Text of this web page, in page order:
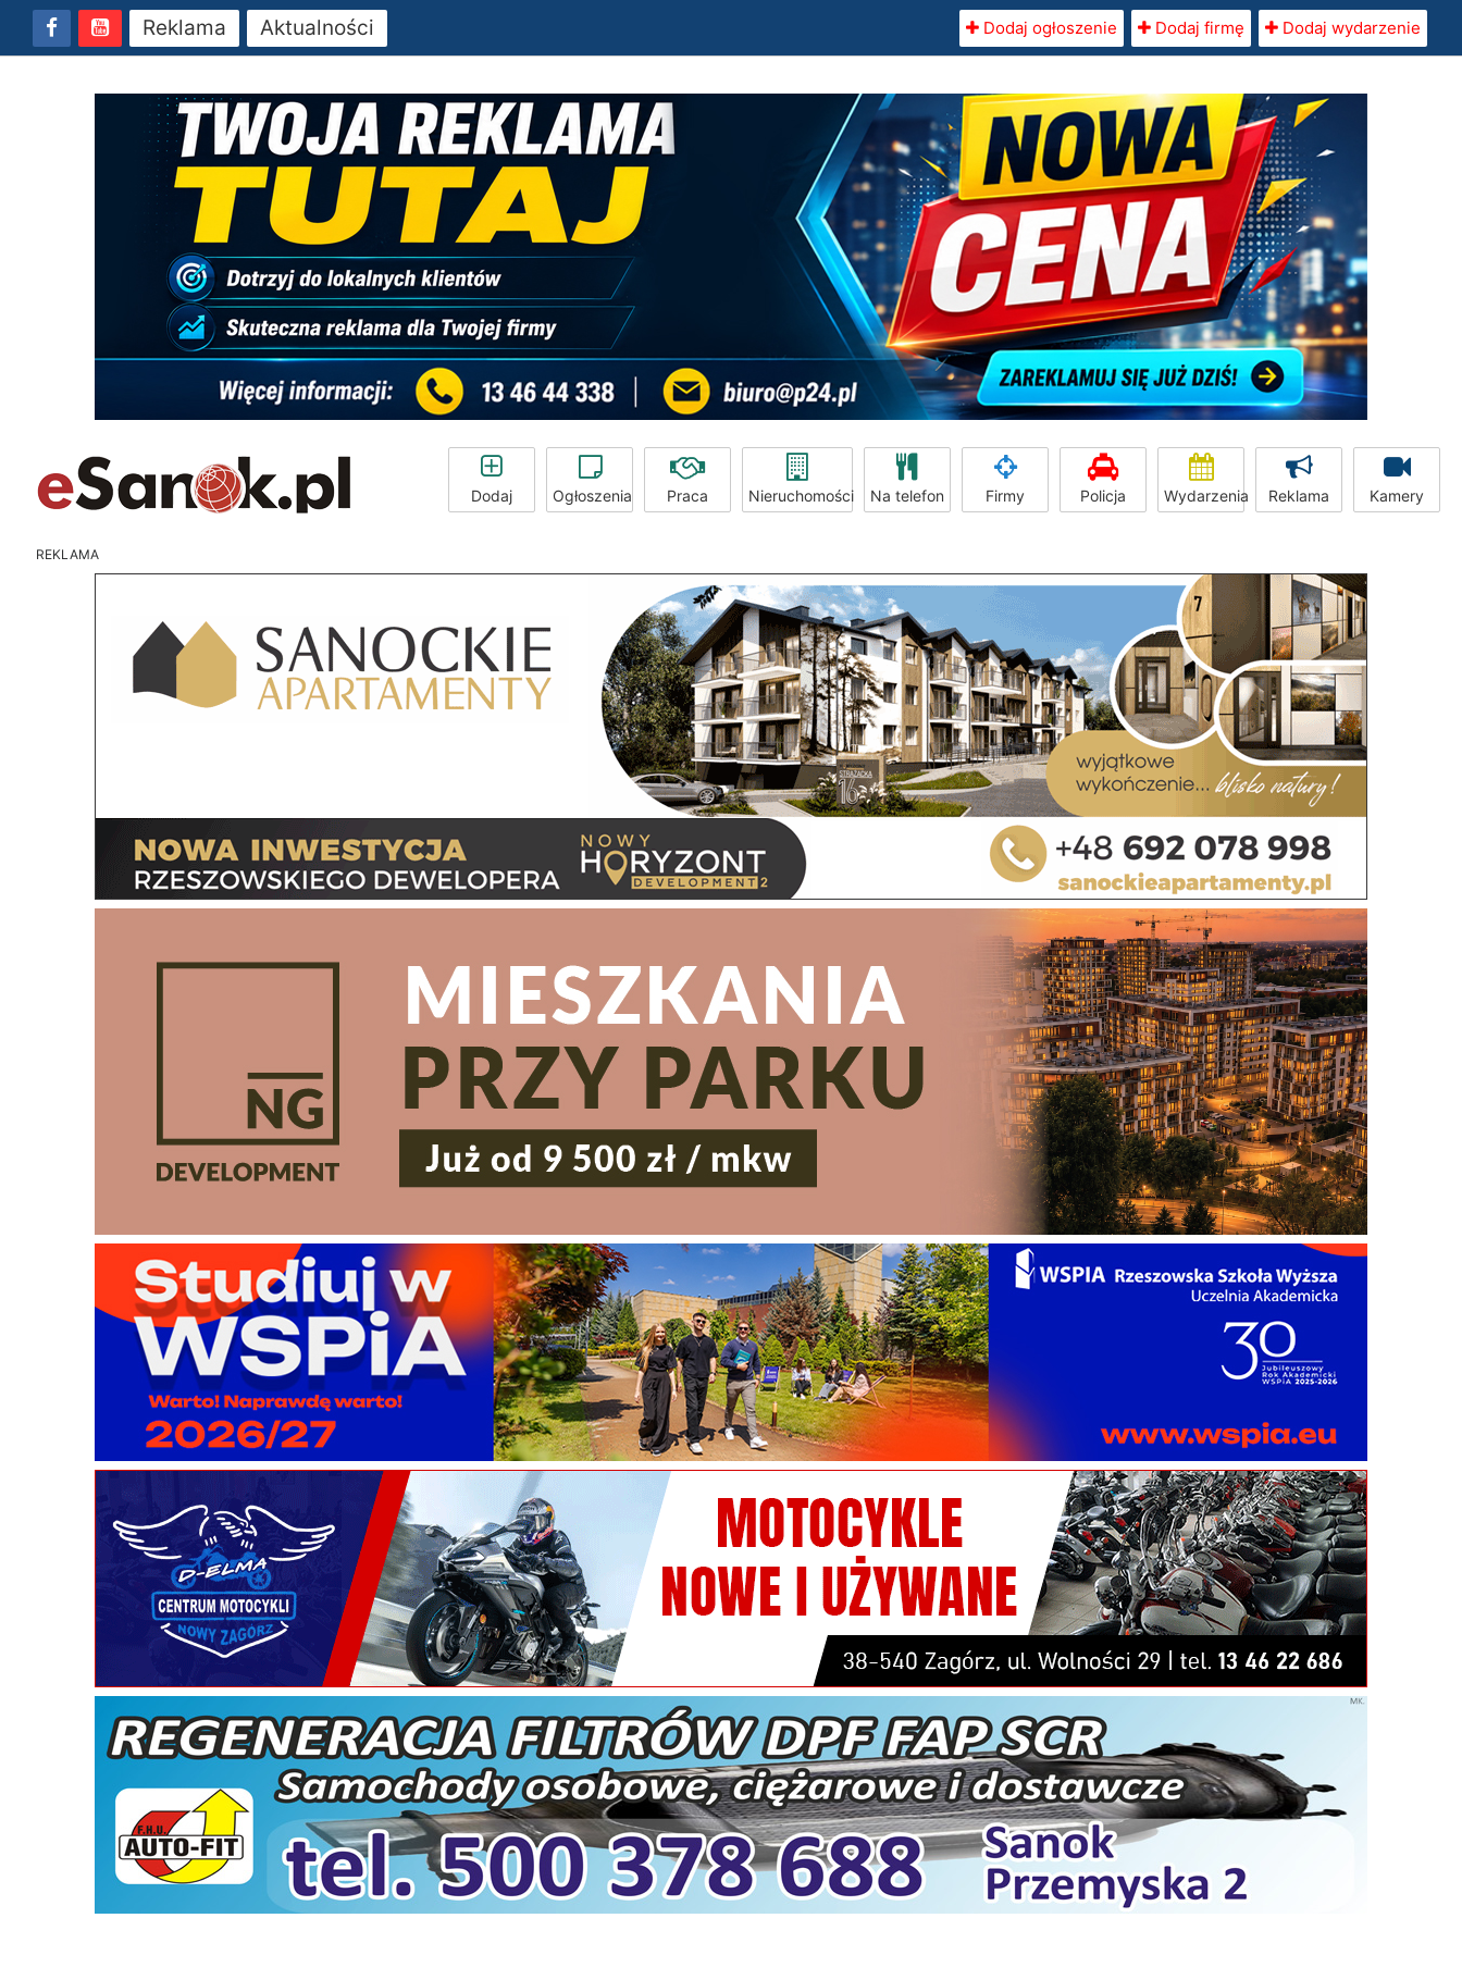
Reklama Aktualności Dodaj ogłoszenie Dodaj firmę Dodaj wydarzenie
Dodaj Ogłoszenia Praca Nieruchomości Na telefon Firmy Policja Wydarzenia Reklama Kamery
REKLAMA